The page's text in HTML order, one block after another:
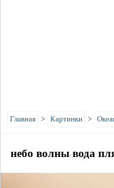
Главная > Картинки >
небо волны вода